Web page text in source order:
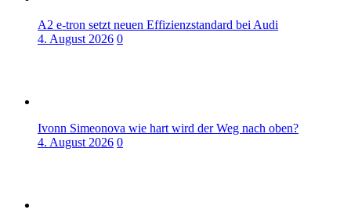
A2 e-tron setzt neuen Effizienzstandard bei Audi
4. August 2026 0
Ivonn Simeonova wie hart wird der Weg nach oben?
4. August 2026 0